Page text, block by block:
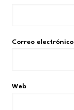
Correo electrónico
Web